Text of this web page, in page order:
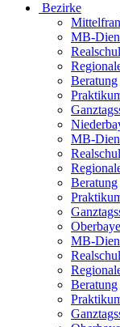
Bezirke
MB-
Beratung
MB-
Beratung
MB-
Beratung